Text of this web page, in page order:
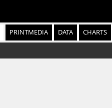
PRINTMEDIA DATA CHARTS